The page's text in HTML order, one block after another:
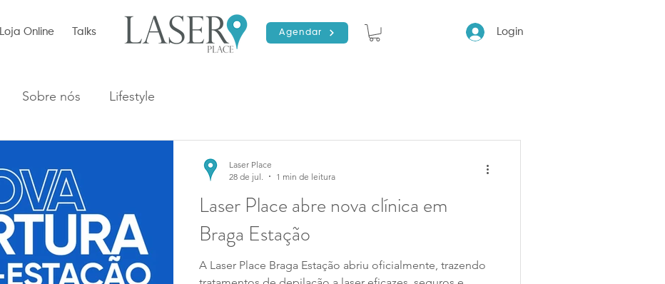
Loja Online Talks Agendar Login
Sobre nós Lifestyle
Laser Place abre nova clínica em
Braga Estação
A Laser Place Braga Estação abriu oficialmente, trazendo
Laser Place
28 de jul.
1 min de leitura